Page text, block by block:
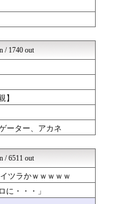
まとめ
んねる
プまとめブログ...
る
りー｜2c...
っしゃい 海外...
ャーナル
タジアム＠なん...
アム
る
/ 1740 out
】
ーター、アカネ
/ 6511 out
ツラかｗｗｗｗｗ
に・・・」